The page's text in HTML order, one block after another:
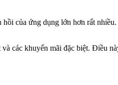
của ứng dụng lớn hơn rất nhiều.
các khuyến mãi đặc biệt. Điều